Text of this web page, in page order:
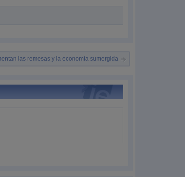
las remesas y la economía sumergida